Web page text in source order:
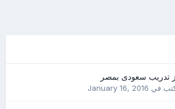
تدريب سعودى بمصر
في January 16, 2016